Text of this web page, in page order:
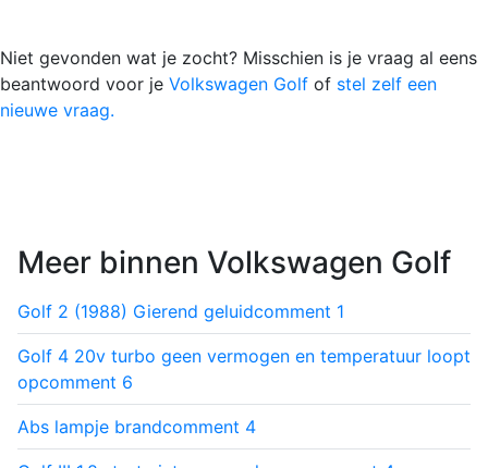
Niet gevonden wat je zocht? Misschien is je vraag al eens
beantwoord voor je Volkswagen Golf of stel zelf een
nieuwe vraag.
Meer binnen Volkswagen Golf
Golf 2 (1988) Gierend geluidcomment 1
Golf 4 20v turbo geen vermogen en temperatuur loopt
opcomment 6
Abs lampje brandcomment 4